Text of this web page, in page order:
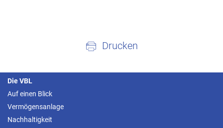
Drucken
Die VBL
Auf einen Blick
Vermögensanlage
Nachhaltigkeit